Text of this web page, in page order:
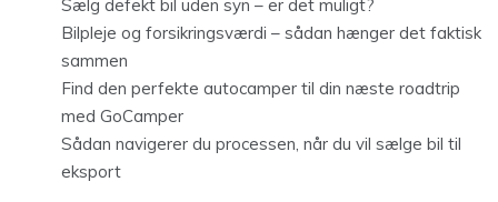
Sælg defekt bil uden syn – er det muligt?
Bilpleje og forsikringsværdi – sådan hænger det faktisk
sammen
Find den perfekte autocamper til din næste roadtrip
med GoCamper
Sådan navigerer du processen, når du vil sælge bil til
eksport